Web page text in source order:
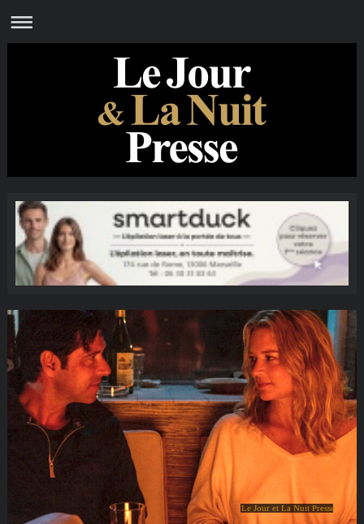
Le Jour et La Nuit Presse